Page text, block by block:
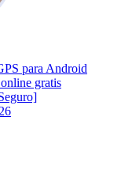
para Android
gratis